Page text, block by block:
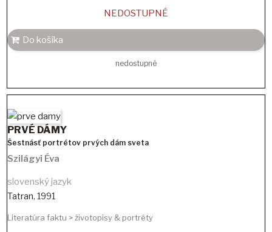
NEDOSTUPNÉ
Do košíka
nedostupné
PRVÉ DÁMY
Šestnásť portrétov prvých dám sveta
Szilágyi Éva
slovenský jazyk
Tatran, 1991
Literatúra faktu > životopisy & portréty